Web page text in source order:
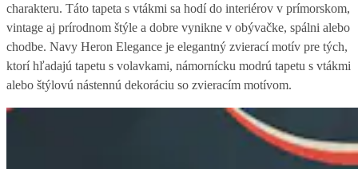
charakteru. Táto tapeta s vtákmi sa hodí do interiérov v prímorskom,
vintage aj prírodnom štýle a dobre vynikne v obývačke, spálni alebo
chodbe. Navy Heron Elegance je elegantný zvierací motív pre tých,
ktorí hľadajú tapetu s volavkami, námornícku modrú tapetu s vtákmi
alebo štýlovú nástennú dekoráciu so zvieracím motívom.